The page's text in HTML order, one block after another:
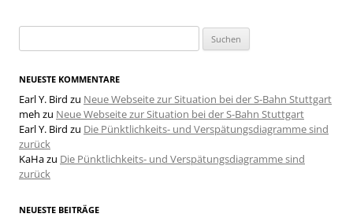
nach:
NEUESTE KOMMENTARE
Earl Y. Bird zu Neue Webseite zur Situation bei der S-Bahn Stuttgart
meh zu Neue Webseite zur Situation bei der S-Bahn Stuttgart
Earl Y. Bird zu Die Pünktlichkeits- und Verspätungsdiagramme sind
zurück
KaHazu Die Pünktlichkeits- und Verspätungsdiagramme sind
zurück
NEUESTE BEITRÄGE